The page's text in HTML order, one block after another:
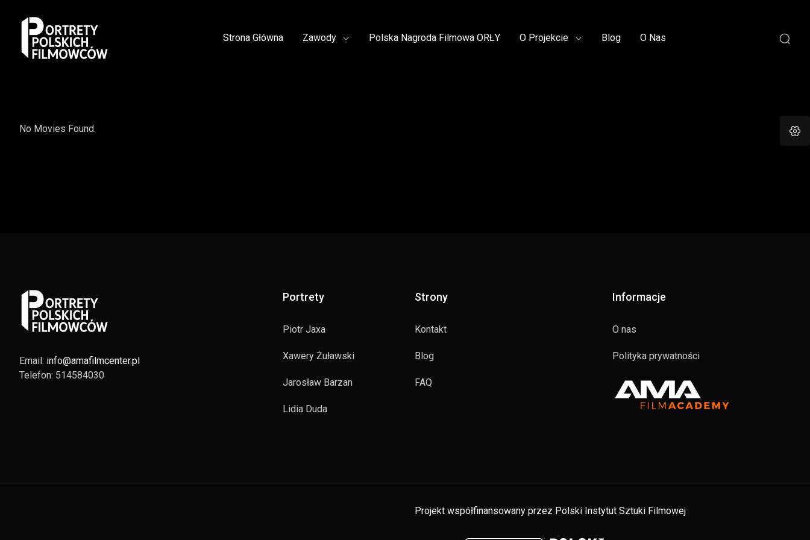
Strona Główna Zawody Polska Nagroda Filmowa ORŁY O Projekcie Blog O Nas
No Movies Found.
Email: info@amafilmcenter.pl
Telefon: 514584030
Portrety
Piotr Jaxa
Xawery Żuławski
Jarosław Barzan
Lidia Duda
Strony
Kontakt
Blog
FAQ
Informacje
O nas
Polityka prywatności
Projekt współfinansowany przez Polski Instytut Sztuki Filmowej